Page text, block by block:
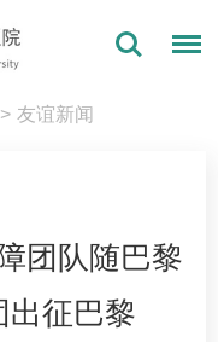
友谊新闻
团队随巴黎
出征巴黎